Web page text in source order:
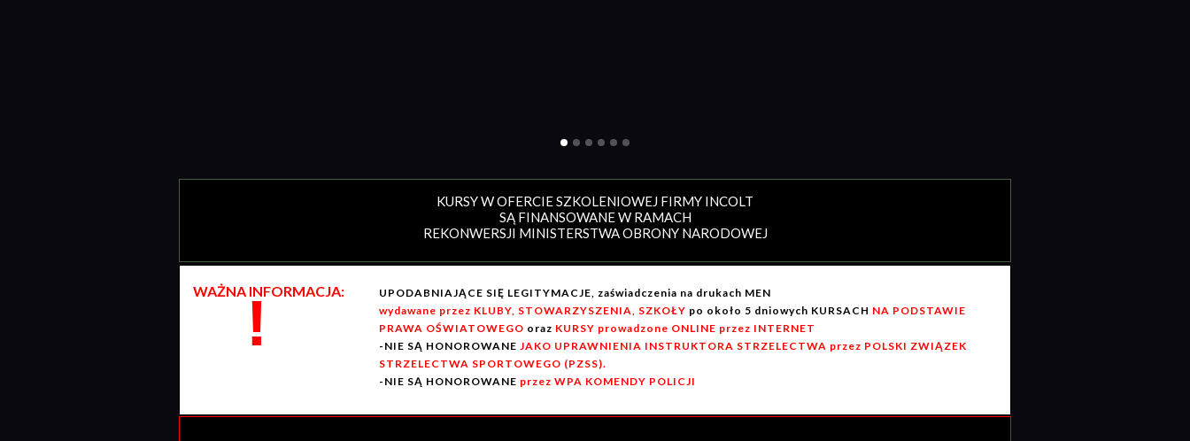
KURSY W OFERCIE SZKOLENIOWEJ FIRMY INCOLT
SĄ FINANSOWANE W RAMACH
REKONWERSJI MINISTERSTWA OBRONY NARODOWEJ
WAŻNA INFORMACJA:
!
UPODABNIAJĄCE SIĘ LEGITYMACJE, zaświadczenia na drukach MEN
wydawane przez KLUBY, STOWARZYSZENIA, SZKOŁY po około 5 dniowych KURSACH NA PODSTAWIE
PRAWA OŚWIATOWEGO oraz KURSY prowadzone ONLINE przez INTERNET
-NIE SĄ HONOROWANE JAKO UPRAWNIENIA INSTRUKTORA STRZELECTWA przez POLSKI ZWIĄZEK
STRZELECTWA SPORTOWEGO (PZSS).
-NIE SĄ HONOROWANE przez WPA KOMENDY POLICJI